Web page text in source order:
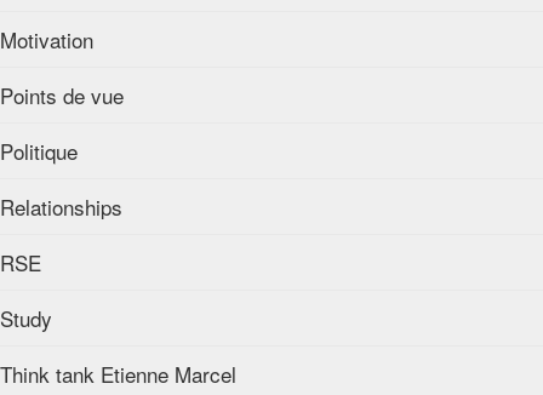
Motivation
Points de vue
Politique
Relationships
RSE
Study
Think tank Etienne Marcel